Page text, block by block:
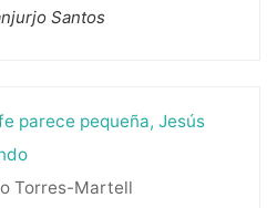
Santos
parece pequeña, Jesús
Torres-Martell